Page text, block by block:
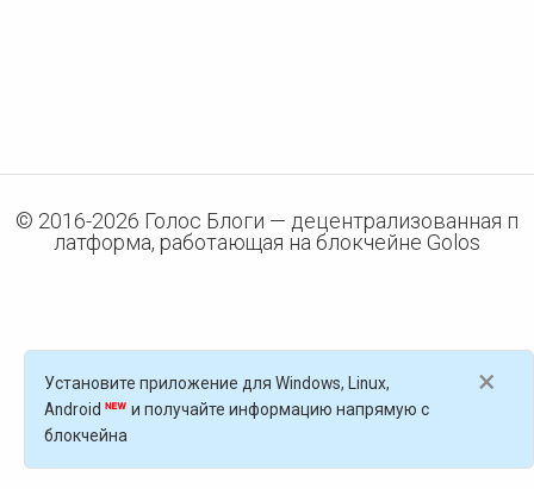
© 2016-2026 Голос Блоги — децентрализованная п
латформа, работающая на блокчейне Golos
×
Установите приложение для Windows, Linux,
Android
и получайте информацию напрямую с
блокчейна